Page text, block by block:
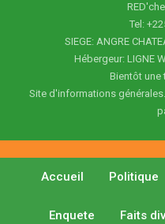
Tel:
SIEGE: ANGRE
Hébergeur: LIGNE
Bientôt une
Site d'informations
Accueil Politique
Enquete Faits